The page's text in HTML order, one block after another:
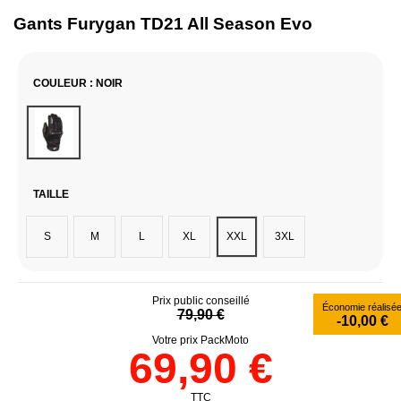
Gants Furygan TD21 All Season Evo
COULEUR : NOIR
Noir
TAILLE
S M L XL XXL 3XL
Prix public conseillé
79,90 € Économie réalisée
-10,00 €
Votre prix PackMoto
69,90 €
TTC